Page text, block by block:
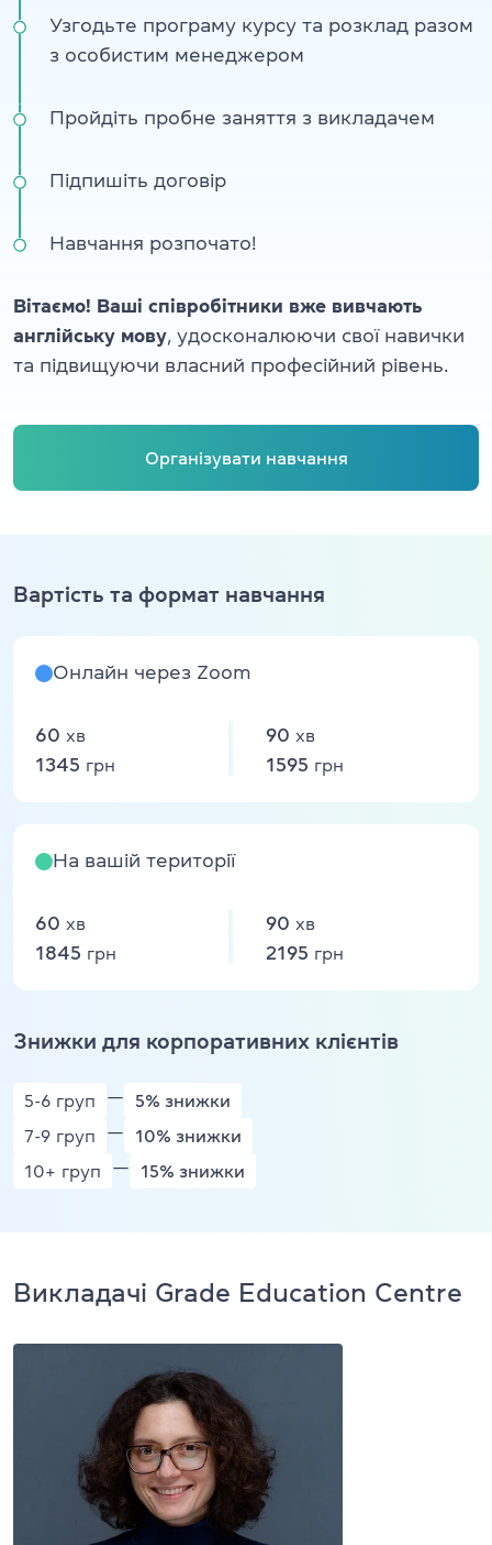
Узгодьте програму курсу та розклад разом
з особистим менеджером
Пройдіть пробне заняття з викладачем
Підпишіть договір
Навчання розпочато!
Вітаємо! Ваші співробітники вже вивчають
англійську мову, удосконалюючи свої навички
та підвищуючи власний професійний рівень.
Організувати навчання
Вартість та формат навчання
Онлайн через Zoom
60 хв
1345 грн
90 хв
1595 грн
На вашій території
60 хв
1845 грн
90 хв
2195 грн
Знижки для корпоративних клієнтів
5-6 груп —
5% знижки
7-9 груп
—
10% знижки
10+ груп
— 15% знижки
Викладачі Grade Education Centre